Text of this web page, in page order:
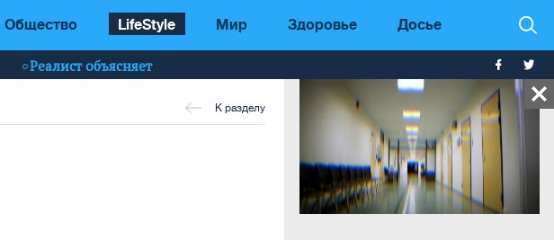
Общество LifeStyle Мир Здоровье Досье
Реалист объясняет
К разделу